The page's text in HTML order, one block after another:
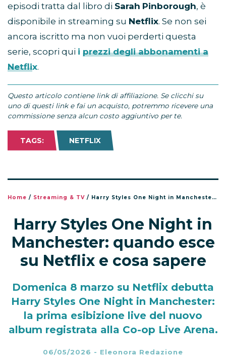
episodi tratta dal libro di Sarah Pinborough, è
disponibile in streaming su Netflix. Se non sei
ancora iscritto ma non vuoi perderti questa
serie, scopri qui i prezzi degli abbonamenti a
Netflix.
Questo articolo contiene link di affiliazione. Se clicchi su
uno di questi link e fai un acquisto, potremmo ricevere una
commissione senza alcun costo aggiuntivo per te.
TAGS: NETFLIX
Home / Streaming & TV / Harry Styles One Night in Manchester: quando esce su Netflix e cosa sapere
Harry Styles One Night in
Manchester: quando esce
su Netflix e cosa sapere
Domenica 8 marzo su Netflix debutta
Harry Styles One Night in Manchester:
la prima esibizione live del nuovo
album registrata alla Co-op Live Arena.
06/05/2026 - Eleonora Redazione